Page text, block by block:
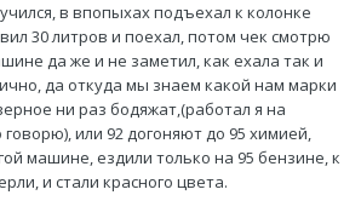
в впопыхах подъехал к колонке
30 литров и поехал, потом чек смотрю
да же и не заметил, как ехала так и
да откуда мы знаем какой нам марки
ни раз бодяжат,(работал я на
или 92 догоняют до 95 химией,
машине, ездили только на 95 бензине, к
и стали красного цвета.